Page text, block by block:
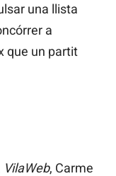
una llista
a
que un partit
VilaWeb, Carme